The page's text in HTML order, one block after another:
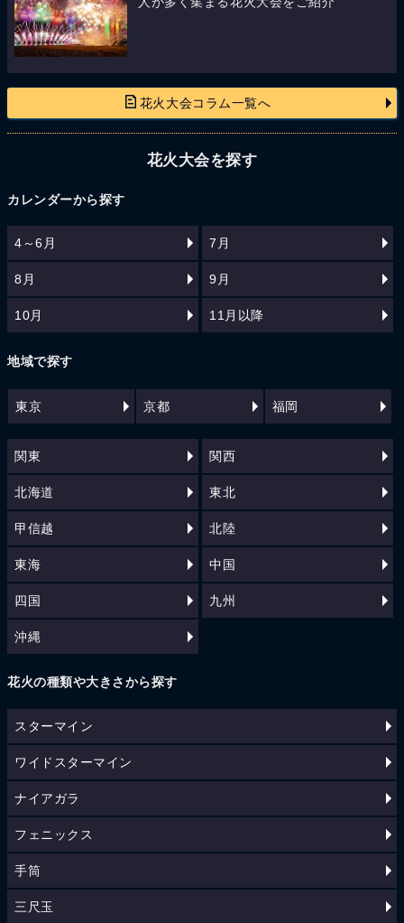
花火大会コラム一覧へ
花火大会を探す
カレンダーから探す
4～6月 7月
8月 9月
10月 11月以降
地域で探す
東京 京都 福岡
関東 関西
北海道 東北
甲信越 北陸
東海 中国
四国 九州
沖縄
花火の種類や大きさから探す
スターマイン
ワイドスターマイン
ナイアガラ
フェニックス
手筒
三尺玉